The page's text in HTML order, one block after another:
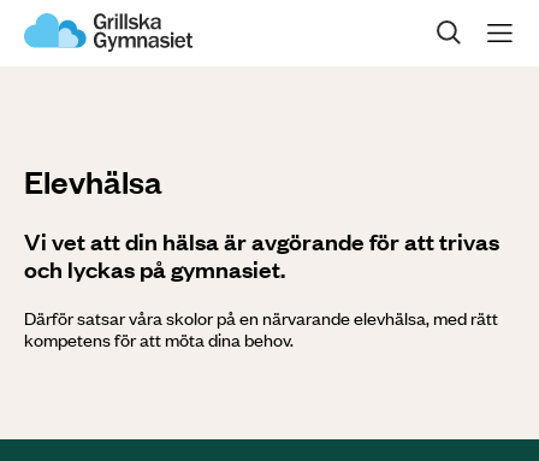
Öppet hus
Kontakta oss
Elevhälsa
Vi vet att din hälsa är avgörande för att trivas
och lyckas på gymnasiet.
Därför satsar våra skolor på en närvarande elevhälsa, med rätt
kompetens för att möta dina behov.